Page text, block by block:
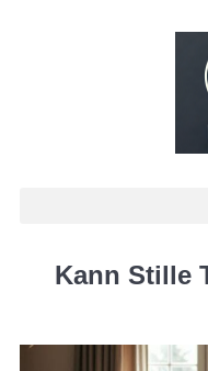
Kann Stille